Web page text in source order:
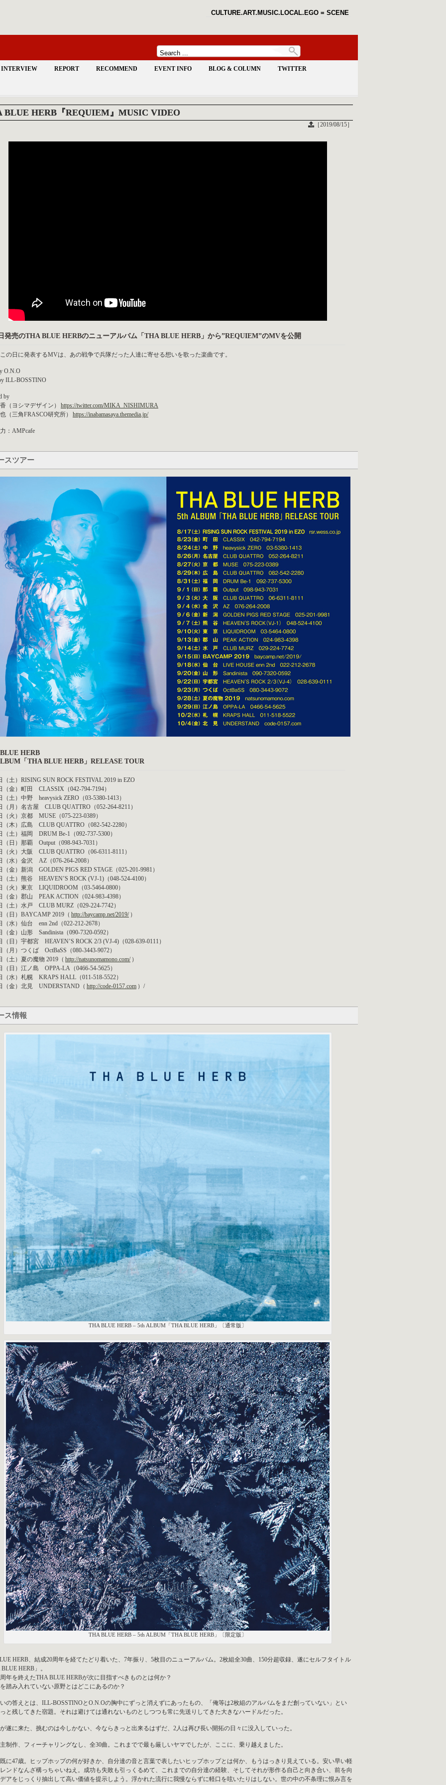
CULTURE.ART.MUSIC.LOCAL.EGO = SCENE
INTERVIEW REPORT RECOMMEND EVENT INFO BLOG & COLUMN TWITTER
BLUE HERB『REQUIEM』MUSIC VIDEO
［2019/08/15］
発売のTHA BLUE HERBのニューアルバム「THA BLUE HERB」から”REQUIEM”のMVを公開
の日に発表するMVは、あの戦争で兵隊だった人達に寄せる想いを歌った楽曲です。
O.N.O
ILL-BOSSTINO
by
（ヨシマデザイン）
https://twitter.com/MIKA_NISHIMURA
（三角FRASCO研究所）
https://inabamasaya.themedia.jp/
：AMPcafe
スツアー
HERB
「THA BLUE HERB」RELEASE TOUR
（土）RISING SUN ROCK FESTIVAL 2019 in EZO
（金）町田 CLASSIX（042-794-7194）
（土）中野 heavysick ZERO（03-5380-1413）
（月）名古屋 CLUB QUATTRO（052-264-8211）
（火）京都 MUSE（075-223-0389）
（木）広島 CLUB QUATTRO（082-542-2280）
（土）福岡 DRUM Be-1（092-737-5300）
（日）那覇 Output（098-943-7031）
（火）大阪 CLUB QUATTRO（06-6311-8111）
（水）金沢 AZ（076-264-2008）
（金）新潟 GOLDEN PIGS RED STAGE（025-201-9981）
（土）熊谷 HEAVEN’S ROCK (VJ-1)（048-524-4100）
（火）東京 LIQUIDROOM（03-5464-0800）
（金）郡山 PEAK ACTION（024-983-4398）
（土）水戸 CLUB MURZ（029-224-7742）
（日）BAYCAMP 2019（ http://baycamp.net/2019/ ）
（水）仙台 enn 2nd（022-212-2678）
（金）山形 Sandinista（090-7320-0592）
（日）宇都宮 HEAVEN’S ROCK 2/3 (VJ-4)（028-639-0111）
（月）つくば OctBaSS（080-3443-9072）
（土）夏の魔物 2019（ http://natsunomamono.com/ ）
（日）江ノ島 OPPA-LA（0466-54-5625）
（水）札幌 KRAPS HALL（011-518-5522）
（金）北見 UNDERSTAND（ http://code-0157.com ）/
ス情報
THA BLUE HERB – 5th ALBUM「THA BLUE HERB」〔通常版〕
THA BLUE HERB – 5th ALBUM「THA BLUE HERB」〔限定版〕
HERB、結成20周年を経てたどり着いた、7年振り、5枚目のニューアルバム。2枚組全30曲、150分超収録、遂にセルフタイトル
HERB」。
年を終えたTHA BLUE HERBが次に目指すべきものとは何か？
踏み入れていない原野とはどこにあるのか？
の答えとは、ILL-BOSSTINOとO.N.Oの胸中にずっと消えずにあったもの、「俺等は2枚組のアルバムをまだ創っていない」とい
と残してきた宿題。それは避けては通れないものとしつつも常に先送りしてきた大きなハードルだった。
遂に来た、挑むのは今しかない、今ならきっと出来るはずだ、2人は再び長い開拓の日々に没入していった。
制作、フィーチャリングなし、全30曲。これまでで最も厳しいヤマでしたが、ここに、乗り越えました。
に47歳。ヒップホップの何が好きか、自分達の音と言葉で表したいヒップホップとは何か、もうはっきり見えている。安い早い軽
ンドなんざ構っちゃいねえ。成功も失敗も引っくるめて、これまでの自分達の経験、そしてそれが形作る自己と向き合い、前を向
アをじっくり抽出して高い価値を提示しよう。浮かれた流行に我慢ならずに軽口を呟いたりはしない。世の中の不条理に恨み言を